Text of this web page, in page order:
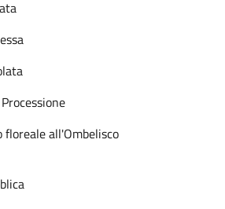
floreale all'Ombelisco